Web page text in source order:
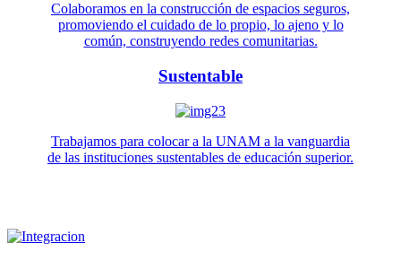
Colaboramos en la construcción de espacios seguros,
promoviendo el cuidado de lo propio, lo ajeno y lo
común, construyendo redes comunitarias.
Sustentable
Trabajamos para colocar a la UNAM a la vanguardia
de las instituciones sustentables de educación superior.